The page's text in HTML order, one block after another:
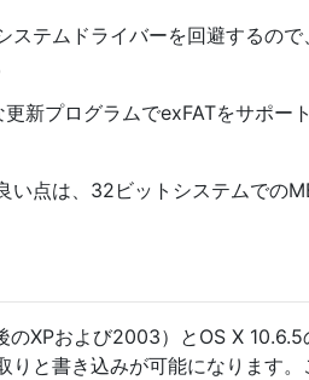
ステムドライバーを回避するの
新プログラムでexFATをサポー
い点は、32ビットシステムでの
XPおよび2003）とOS X
りと書き込みが可能になります